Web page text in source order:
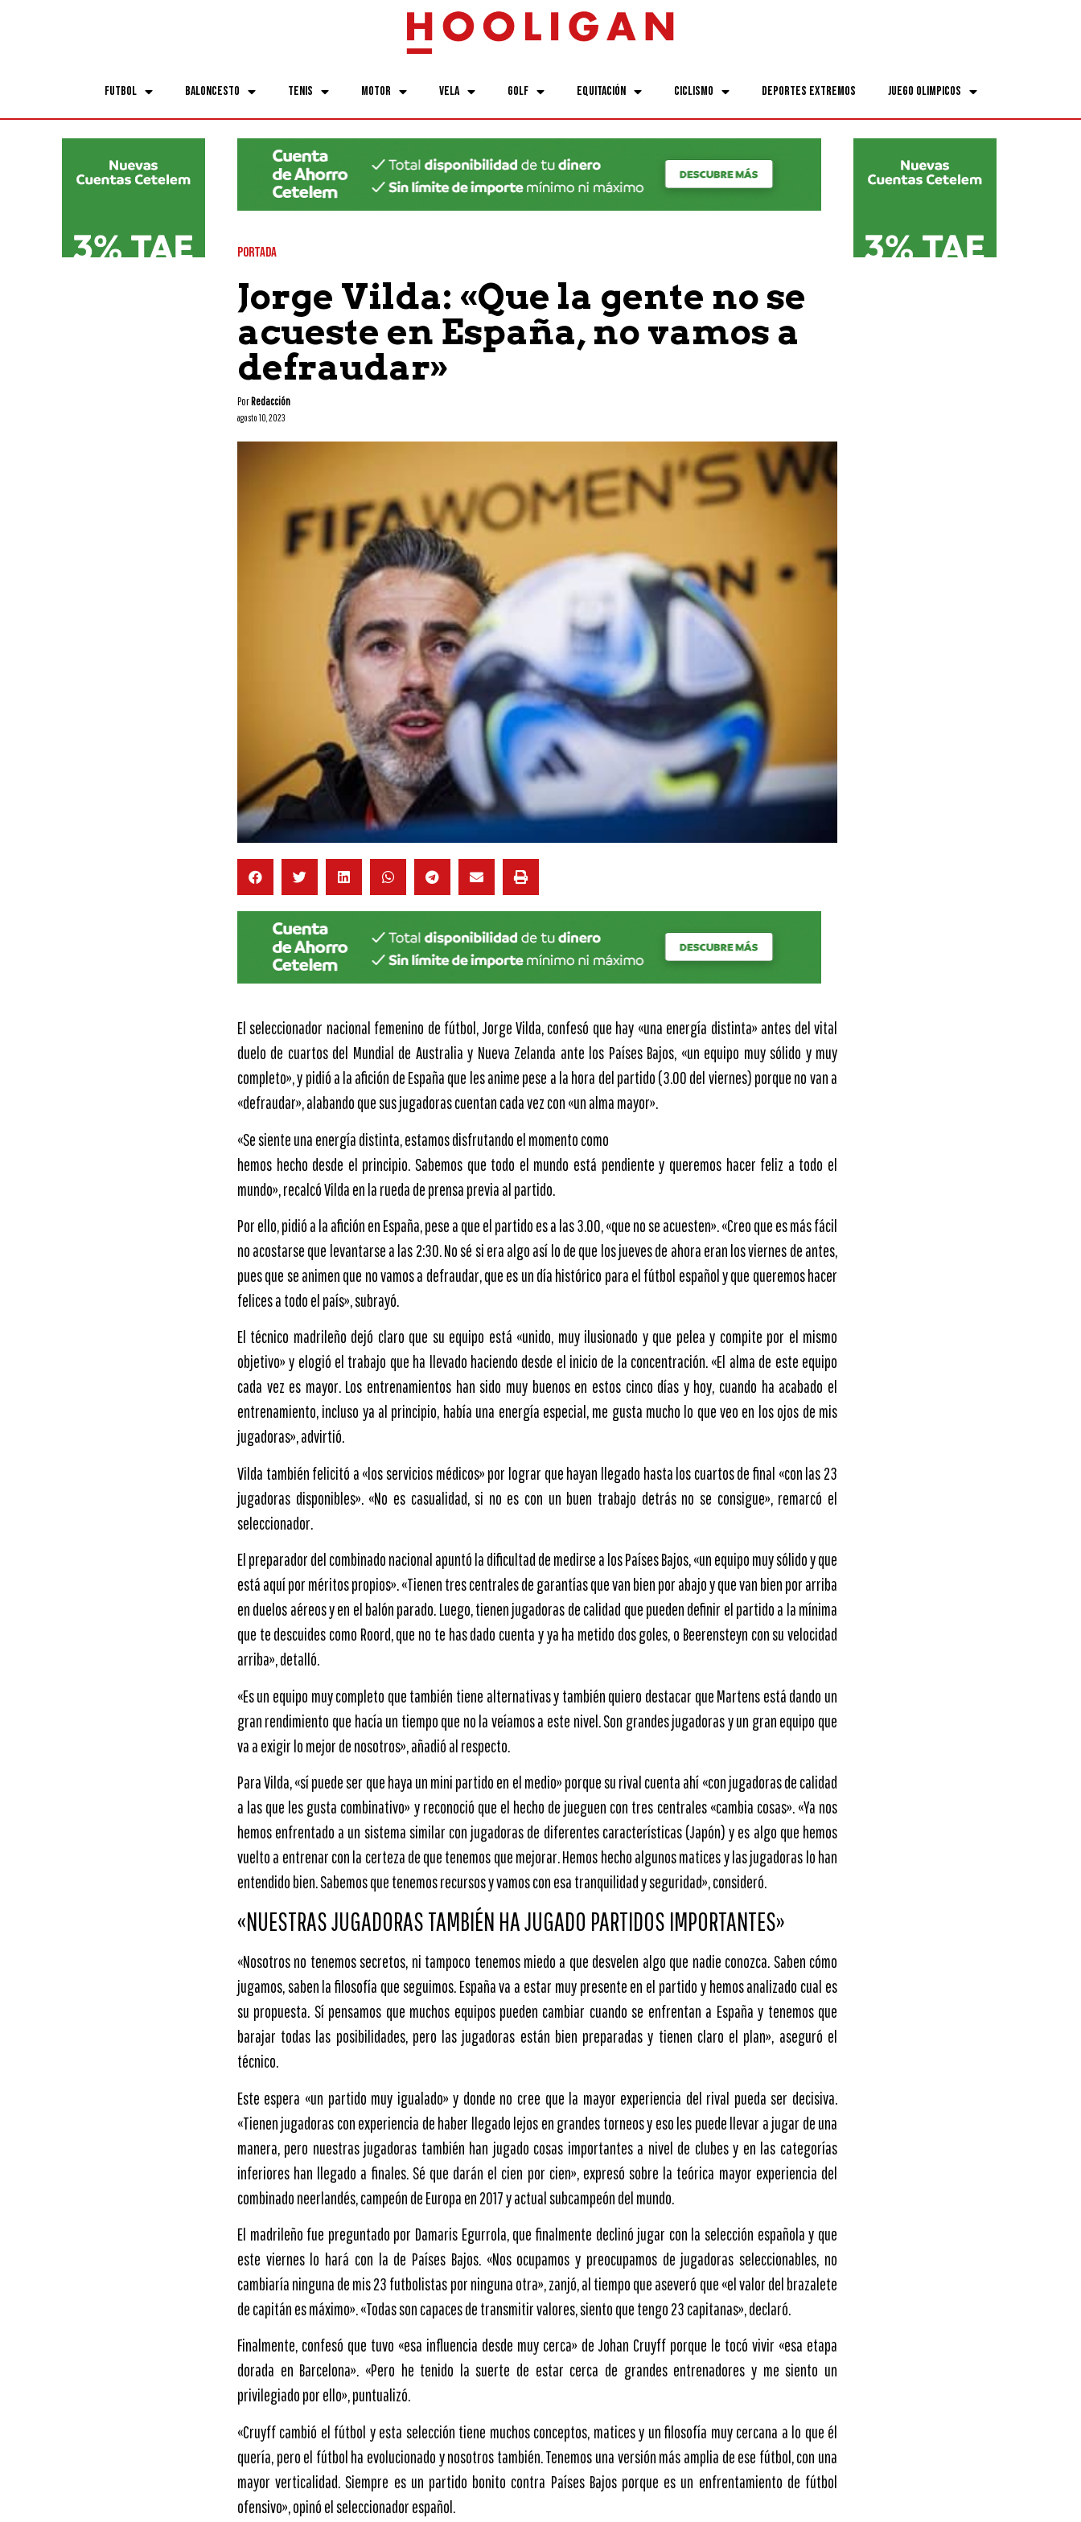
Futbol Baloncesto Tenis Motor Vela Golf Equitación Ciclismo Deportes Extremos Juego Olimpicos
PORTADA
Jorge Vilda: «Que la gente no se
acueste en España, no vamos a
defraudar»
PorRedacción
agosto 10, 2023
El seleccionador nacional femenino de fútbol, Jorge Vilda, confesó que hay «una energía distinta» antes del vital
duelo de cuartos del Mundial de Australia y Nueva Zelanda ante los Países Bajos, «un equipo muy sólido y muy
completo», y pidió a la afición de España que les anime pese a la hora del partido (3.00 del viernes) porque no van a
«defraudar», alabando que sus jugadoras cuentan cada vez con «un alma mayor».
«Se siente una energía distinta, estamos disfrutando el momento como
hemos hecho desde el principio. Sabemos que todo el mundo está pendiente y queremos hacer feliz a todo el
mundo», recalcó Vilda en la rueda de prensa previa al partido.
Por ello, pidió a la afición en España, pese a que el partido es a las 3.00, «que no se acuesten». «Creo que es más fácil
no acostarse que levantarse a las 2:30. No sé si era algo así lo de que los jueves de ahora eran los viernes de antes,
pues que se animen que no vamos a defraudar, que es un día histórico para el fútbol español y que queremos hacer
felices a todo el país», subrayó.
El técnico madrileño dejó claro que su equipo está «unido, muy ilusionado y que pelea y compite por el mismo
objetivo» y elogió el trabajo que ha llevado haciendo desde el inicio de la concentración. «El alma de este equipo
cada vez es mayor. Los entrenamientos han sido muy buenos en estos cinco días y hoy, cuando ha acabado el
entrenamiento, incluso ya al principio, había una energía especial, me gusta mucho lo que veo en los ojos de mis
jugadoras», advirtió.
Vilda también felicitó a «los servicios médicos» por lograr que hayan llegado hasta los cuartos de final «con las 23
jugadoras disponibles». «No es casualidad, si no es con un buen trabajo detrás no se consigue», remarcó el
seleccionador.
El preparador del combinado nacional apuntó la dificultad de medirse a los Países Bajos, «un equipo muy sólido y que
está aquí por méritos propios». «Tienen tres centrales de garantías que van bien por abajo y que van bien por arriba
en duelos aéreos y en el balón parado. Luego, tienen jugadoras de calidad que pueden definir el partido a la mínima
que te descuides como Roord, que no te has dado cuenta y ya ha metido dos goles, o Beerensteyn con su velocidad
arriba», detalló.
«Es un equipo muy completo que también tiene alternativas y también quiero destacar que Martens está dando un
gran rendimiento que hacía un tiempo que no la veíamos a este nivel. Son grandes jugadoras y un gran equipo que
va a exigir lo mejor de nosotros», añadió al respecto.
Para Vilda, «sí puede ser que haya un mini partido en el medio» porque su rival cuenta ahí «con jugadoras de calidad
a las que les gusta combinativo» y reconoció que el hecho de jueguen con tres centrales «cambia cosas». «Ya nos
hemos enfrentado a un sistema similar con jugadoras de diferentes características (Japón) y es algo que hemos
vuelto a entrenar con la certeza de que tenemos que mejorar. Hemos hecho algunos matices y las jugadoras lo han
entendido bien. Sabemos que tenemos recursos y vamos con esa tranquilidad y seguridad», consideró.
«NUESTRAS JUGADORAS TAMBIÉN HA JUGADO PARTIDOS IMPORTANTES»
«Nosotros no tenemos secretos, ni tampoco tenemos miedo a que desvelen algo que nadie conozca. Saben cómo
jugamos, saben la filosofía que seguimos. España va a estar muy presente en el partido y hemos analizado cual es
su propuesta. Sí pensamos que muchos equipos pueden cambiar cuando se enfrentan a España y tenemos que
barajar todas las posibilidades, pero las jugadoras están bien preparadas y tienen claro el plan», aseguró el
técnico.
Este espera «un partido muy igualado» y donde no cree que la mayor experiencia del rival pueda ser decisiva.
«Tienen jugadoras con experiencia de haber llegado lejos en grandes torneos y eso les puede llevar a jugar de una
manera, pero nuestras jugadoras también han jugado cosas importantes a nivel de clubes y en las categorías
inferiores han llegado a finales. Sé que darán el cien por cien», expresó sobre la teórica mayor experiencia del
combinado neerlandés, campeón de Europa en 2017 y actual subcampeón del mundo.
El madrileño fue preguntado por Damaris Egurrola, que finalmente declinó jugar con la selección española y que
este viernes lo hará con la de Países Bajos. «Nos ocupamos y preocupamos de jugadoras seleccionables, no
cambiaría ninguna de mis 23 futbolistas por ninguna otra», zanjó, al tiempo que aseveró que «el valor del brazalete
de capitán es máximo». «Todas son capaces de transmitir valores, siento que tengo 23 capitanas», declaró.
Finalmente, confesó que tuvo «esa influencia desde muy cerca» de Johan Cruyff porque le tocó vivir «esa etapa
dorada en Barcelona». «Pero he tenido la suerte de estar cerca de grandes entrenadores y me siento un
privilegiado por ello», puntualizó.
«Cruyff cambió el fútbol y esta selección tiene muchos conceptos, matices y un filosofía muy cercana a lo que él
quería, pero el fútbol ha evolucionado y nosotros también. Tenemos una versión más amplia de ese fútbol, con una
mayor verticalidad. Siempre es un partido bonito contra Países Bajos porque es un enfrentamiento de fútbol
ofensivo», opinó el seleccionador español.